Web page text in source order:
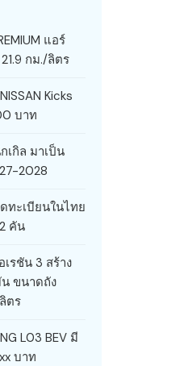
แอร์
กม./ลิตร
Kicks
บาท
เกิล มาเป็น
2028
ทะเบียนในไทย
คัน
เรชัน 3 สร้าง
น ขนาดถัง
ตร
L03 BEV มี
บาท